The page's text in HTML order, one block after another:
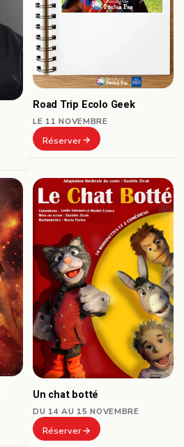
Road Trip Ecolo Geek
LE 11 NOVEMBRE
Réserver
Un chat botté
DU 14 AU 15 NOVEMBRE
Réserver